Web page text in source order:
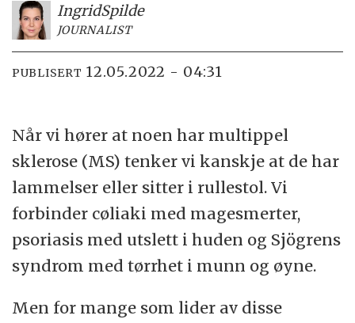
IngridSpilde
JOURNALIST
PUBLISERT 12.05.2022 - 04:31
Når vi hører at noen har multippel
sklerose (MS) tenker vi kanskje at de har
lammelser eller sitter i rullestol. Vi
forbinder cøliaki med magesmerter,
psoriasis med utslett i huden og Sjögrens
syndrom med tørrhet i munn og øyne.
Men for mange som lider av disse